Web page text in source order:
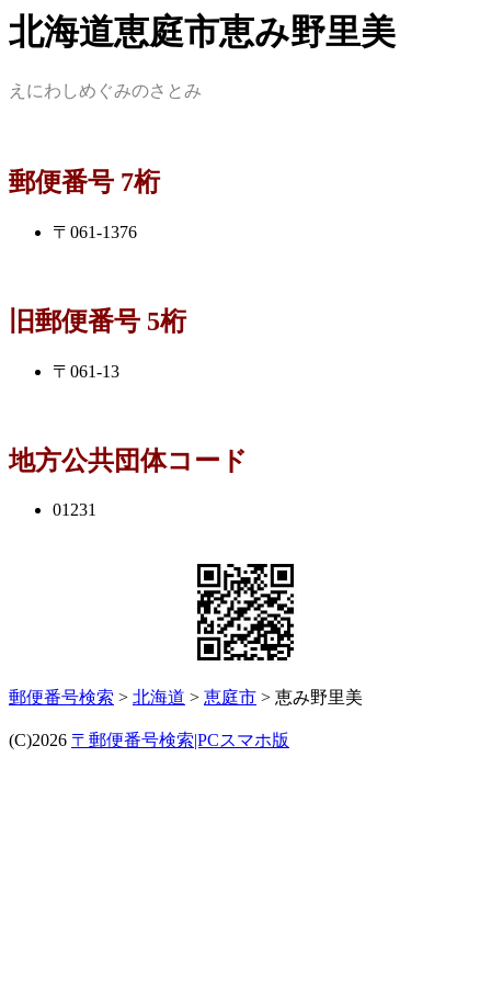
北海道恵庭市恵み野里美
えにわしめぐみのさとみ
郵便番号 7桁
〒061-1376
旧郵便番号 5桁
〒061-13
地方公共団体コード
01231
郵便番号検索 > 北海道 > 恵庭市 > 恵み野里美
(C)2026 〒郵便番号検索|PCスマホ版